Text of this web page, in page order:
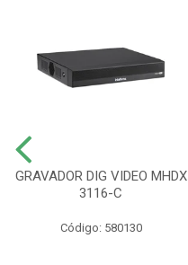
GRAVADOR DIG VIDEO MHDX
3116-C
Código: 580130